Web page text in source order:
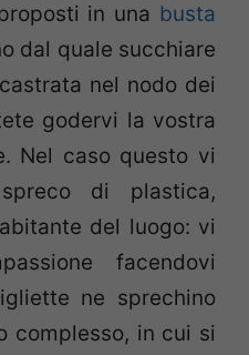
in una busta
dal quale succhiare
nel nodo dei
godervi la vostra
Nel caso questo vi
di plastica,
del luogo: vi
facendovi
ne sprechino
complesso, in cui si